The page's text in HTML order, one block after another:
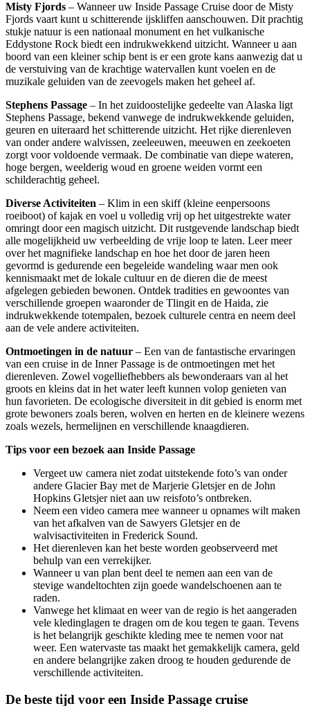
Misty Fjords – Wanneer uw Inside Passage Cruise door de Misty
Fjords vaart kunt u schitterende ijskliffen aanschouwen. Dit prachtig
stukje natuur is een nationaal monument en het vulkanische
Eddystone Rock biedt een indrukwekkend uitzicht. Wanneer u aan
boord van een kleiner schip bent is er een grote kans aanwezig dat u
de verstuiving van de krachtige watervallen kunt voelen en de
muzikale geluiden van de zeevogels maken het geheel af.
Stephens Passage – In het zuidoostelijke gedeelte van Alaska ligt
Stephens Passage, bekend vanwege de indrukwekkende geluiden,
geuren en uiteraard het schitterende uitzicht. Het rijke dierenleven
van onder andere walvissen, zeeleeuwen, meeuwen en zeekoeten
zorgt voor voldoende vermaak. De combinatie van diepe wateren,
hoge bergen, weelderig woud en groene weiden vormt een
schilderachtig geheel.
Diverse Activiteiten – Klim in een skiff (kleine eenpersoons
roeiboot) of kajak en voel u volledig vrij op het uitgestrekte water
omringt door een magisch uitzicht. Dit rustgevende landschap biedt
alle mogelijkheid uw verbeelding de vrije loop te laten. Leer meer
over het magnifieke landschap en hoe het door de jaren heen
gevormd is gedurende een begeleide wandeling waar men ook
kennismaakt met de lokale cultuur en de dieren die de meest
afgelegen gebieden bewonen. Ontdek tradities en gewoontes van
verschillende groepen waaronder de Tlingit en de Haida, zie
indrukwekkende totempalen, bezoek culturele centra en neem deel
aan de vele andere activiteiten.
Ontmoetingen in de natuur – Een van de fantastische ervaringen
van een cruise in de Inner Passage is de ontmoetingen met het
dierenleven. Zowel vogelliefhebbers als bewonderaars van al het
groots en kleins dat in het water leeft kunnen volop genieten van
hun favorieten. De ecologische diversiteit in dit gebied is enorm met
grote bewoners zoals beren, wolven en herten en de kleinere wezens
zoals wezels, hermelijnen en verschillende knaagdieren.
Tips voor een bezoek aan Inside Passage
Vergeet uw camera niet zodat uitstekende foto’s van onder
andere Glacier Bay met de Marjerie Gletsjer en de John
Hopkins Gletsjer niet aan uw reisfoto’s ontbreken.
Neem een video camera mee wanneer u opnames wilt maken
van het afkalven van de Sawyers Gletsjer en de
walvisactiviteiten in Frederick Sound.
Het dierenleven kan het beste worden geobserveerd met
behulp van een verrekijker.
Wanneer u van plan bent deel te nemen aan een van de
stevige wandeltochten zijn goede wandelschoenen aan te
raden.
Vanwege het klimaat en weer van de regio is het aangeraden
vele kledinglagen te dragen om de kou tegen te gaan. Tevens
is het belangrijk geschikte kleding mee te nemen voor nat
weer. Een watervaste tas maakt het gemakkelijk camera, geld
en andere belangrijke zaken droog te houden gedurende de
verschillende activiteiten.
De beste tijd voor een Inside Passage cruise